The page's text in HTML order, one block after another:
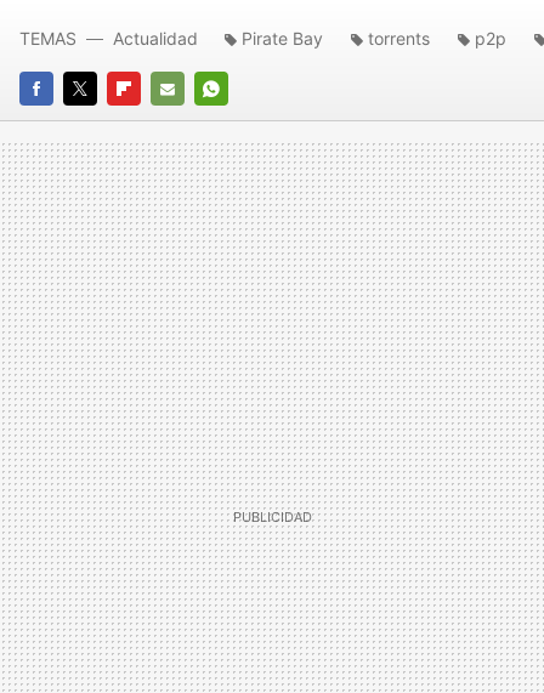
FACEBOOK
TWITTERFLIPBOARD
E-
MAIL
WHATSAPP
TEMAS Actualidad Pirate Bay torrents p2p